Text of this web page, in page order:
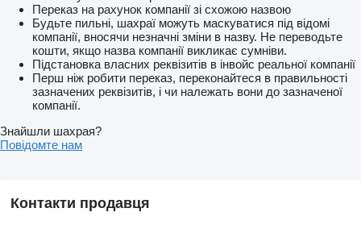
Переказ на рахунок компанії зі схожою назвою
Будьте пильні, шахраї можуть маскуватися під відомі
компанії, вносячи незначні зміни в назву. Не переводьте
кошти, якщо назва компанії викликає сумніви.
Підстановка власних реквізитів в інвойс реальної компанії
Перш ніж робити переказ, переконайтеся в правильності
зазначених реквізитів, і чи належать вони до зазначеної
компанії.
Знайшли шахрая?
Повідомте нам
Контакти продавця